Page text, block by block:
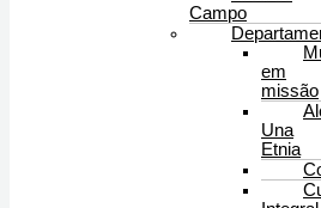
Campo
em
missão
Una
Etnia